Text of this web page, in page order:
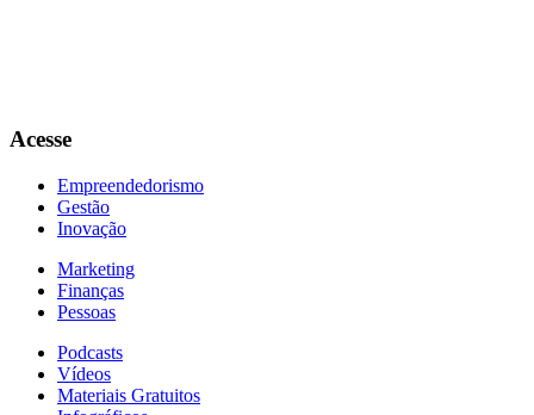
Acesse
Empreendedorismo
Gestão
Inovação
Marketing
Finanças
Pessoas
Podcasts
Vídeos
Materiais Gratuitos